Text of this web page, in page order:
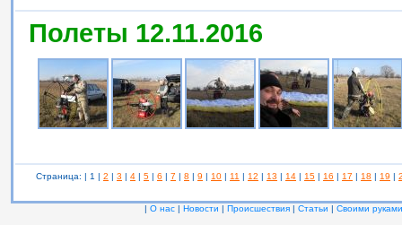
Полеты 12.11.2016
Страница: | 1 | 2 | 3 | 4 | 5 | 6 | 7 | 8 | 9 | 10 | 11 | 12 | 13 | 14 | 15 | 16 | 17 | 18 | 19 |
| О нас | Новости | Происшествия | Статьи | Своими руками